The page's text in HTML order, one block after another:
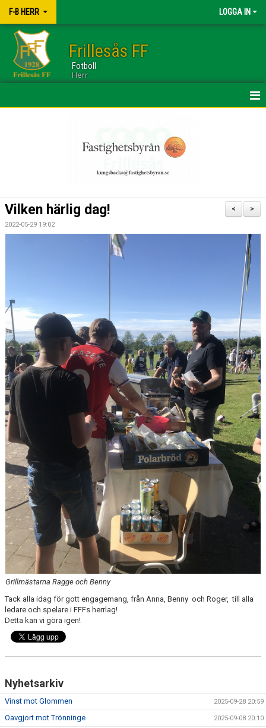
F-B HERR LOGGA IN
Frillesås FF
Fotboll
Herr
BILDGALLERI
MATCHER
MARATONTABELL
SPELARRÅDET
>
<
Vilken härlig dag!
2022-05-29 19:02
Grillmästarna Ragge och Benny
Tack alla idag för gott engagemang, från Anna, Benny och Roger, till alla
ledare och spelare i FFFs herrlag!
Detta kan vi göra igen!
Nyhetsarkiv
Vinst mot Glommen 2025-09-28 20:59
Oavgjort mot Trönninge 2025-09-08 20:10